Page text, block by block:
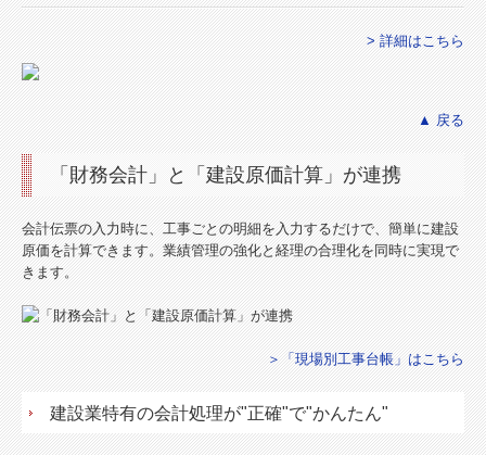
> 詳細はこちら
▲ 戻る
「財務会計」と「建設原価計算」が連携
会計伝票の入力時に、工事ごとの明細を入力するだけで、簡単に建設
原価を計算できます。業績管理の強化と経理の合理化を同時に実現で
きます。
＞「現場別工事台帳」はこちら
建設業特有の会計処理が"正確"で"かんたん"